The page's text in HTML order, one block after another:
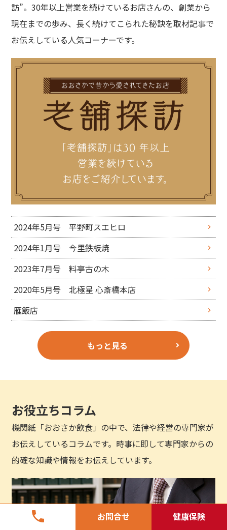
phone お問合せ 健康保険
訪”。30年以上営業を続けているお店さんの、創業から
現在までの歩み、長く続けてこられた秘訣を取材記事で
お伝えしている人気コーナーです。
2024年5月号 平野町スエヒロ
2024年1月号 今里鉄板焼
2023年7月号 料亭古の木
2020年5月号 北極星 心斎橋本店
雁飯店
もっと見る
お役立ちコラム
機関紙「おおさか飲食」の中で、法律や経営の専門家が
お伝えしているコラムです。時事に即して専門家からの
的確な知識や情報をお伝えしています。